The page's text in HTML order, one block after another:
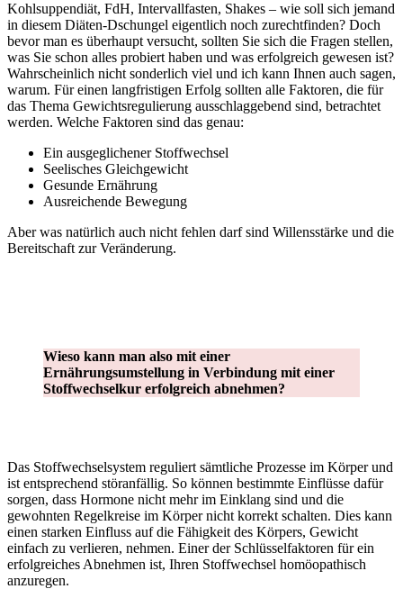
Kohlsuppendiät, FdH, Intervallfasten, Shakes – wie soll sich jemand
in diesem Diäten-Dschungel eigentlich noch zurechtfinden? Doch
bevor man es überhaupt versucht, sollten Sie sich die Fragen stellen,
was Sie schon alles probiert haben und was erfolgreich gewesen ist?
Wahrscheinlich nicht sonderlich viel und ich kann Ihnen auch sagen,
warum. Für einen langfristigen Erfolg sollten alle Faktoren, die für
das Thema Gewichtsregulierung ausschlaggebend sind, betrachtet
werden. Welche Faktoren sind das genau:
Ein ausgeglichener Stoffwechsel
Seelisches Gleichgewicht
Gesunde Ernährung
Ausreichende Bewegung
Aber was natürlich auch nicht fehlen darf sind Willensstärke und die
Bereitschaft zur Veränderung.
Wieso kann man also mit einer
Ernährungsumstellung in Verbindung mit einer
Stoffwechselkur erfolgreich abnehmen?
Das Stoffwechselsystem reguliert sämtliche Prozesse im Körper und
ist entsprechend störanfällig. So können bestimmte Einflüsse dafür
sorgen, dass Hormone nicht mehr im Einklang sind und die
gewohnten Regelkreise im Körper nicht korrekt schalten. Dies kann
einen starken Einfluss auf die Fähigkeit des Körpers, Gewicht
einfach zu verlieren, nehmen. Einer der Schlüsselfaktoren für ein
erfolgreiches Abnehmen ist, Ihren Stoffwechsel homöopathisch
anzuregen.